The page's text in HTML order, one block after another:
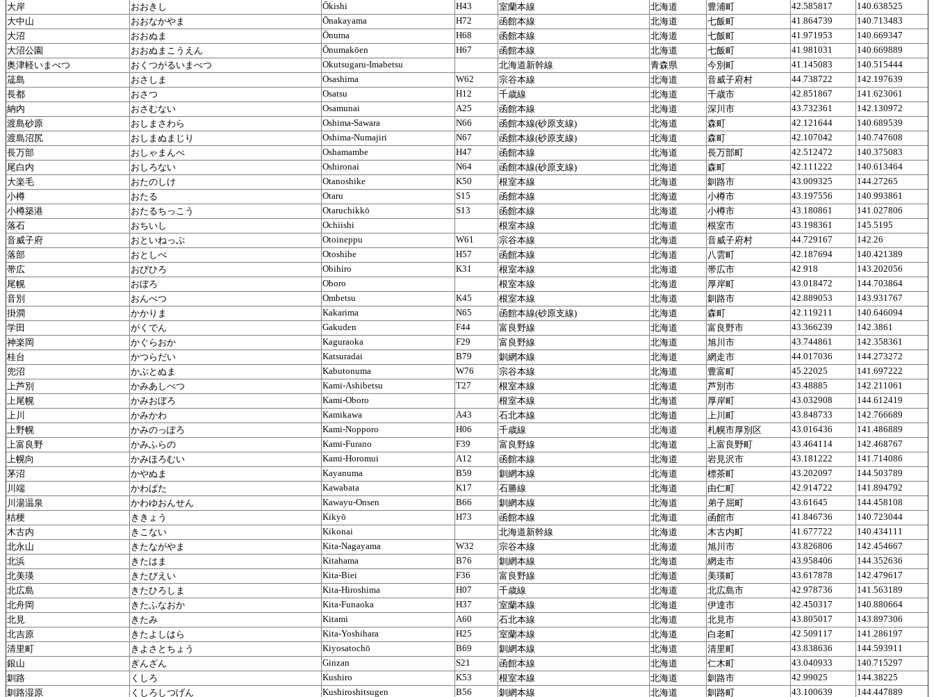
大岸
おおきし Ōkishi H43 室蘭本線 北海道 豊浦町 42.585817
140.638525
大中山
おおなかやま Ōnakayama H72 函館本線 北海道 七飯町 41.864739
140.713483
大沼
おおぬま Ōnuma H68 函館本線 北海道 七飯町 41.971953
140.669347
大沼公園
おおぬまこうえん Ōnumakōen H67 函館本線 北海道 七飯町 41.981031
140.669889
奥津軽いまべつ
おくつがるいまべつ Okutsugaru-Imabetsu 北海道新幹線 青森県 今別町 41.145083
140.515444
筬島
おさしま Osashima W62 宗谷本線 北海道 音威子府村 44.738722
142.197639
長都
おさつ Osatsu H12 千歳線 北海道 千歳市 42.851867
141.623061
納内
おさむない Osamunai A25 函館本線 北海道 深川市 43.732361
142.130972
渡島砂原
おしまさわら Oshima-Sawara N66 函館本線(砂原支線) 北海道 森町 42.121644
140.689539
渡島沼尻
おしまぬまじり Oshima-Numajiri N67 函館本線(砂原支線) 北海道 森町 42.107042
140.747608
長万部
おしゃまんべ Oshamambe H47 函館本線 北海道 長万部町 42.512472
140.375083
尾白内
おしろない Oshironai N64 函館本線(砂原支線) 北海道 森町 42.111222
140.613464
大楽毛
おたのしけ Otanoshike K50 根室本線 北海道 釧路市 43.009325
144.27265
小樽
おたる Otaru S15 函館本線 北海道 小樽市 43.197556
140.993861
小樽築港
おたるちっこう Otaruchikkō S13 函館本線 北海道 小樽市 43.180861
141.027806
落石
おちいし Ochiishi 根室本線 北海道 根室市 43.198361
145.5195
音威子府
おといねっぷ Otoineppu W61 宗谷本線 北海道 音威子府村 44.729167
142.26
落部
おとしべ Otoshibe H57 函館本線 北海道 八雲町 42.187694
140.421389
帯広
おびひろ Obihiro K31 根室本線 北海道 帯広市 42.918
143.202056
尾幌
おぼろ Oboro 根室本線 北海道 厚岸町 43.018472
144.703864
音別
おんべつ Ombetsu K45 根室本線 北海道 釧路市 42.889053
143.931767
掛澗
かかりま Kakarima N65 函館本線(砂原支線) 北海道 森町 42.119211
140.646094
学田
がくでん Gakuden F44 富良野線 北海道 富良野市 43.366239
142.3861
神楽岡
かぐらおか Kaguraoka F29 富良野線 北海道 旭川市 43.744861
142.358361
桂台
かつらだい Katsuradai B79 釧網本線 北海道 網走市 44.017036
144.273272
兜沼
かぶとぬま Kabutonuma W76 宗谷本線 北海道 豊富町 45.22025
141.697222
上芦別
かみあしべつ Kami-Ashibetsu T27 根室本線 北海道 芦別市 43.48885
142.211061
上尾幌
かみおぼろ Kami-Oboro 根室本線 北海道 厚岸町 43.032908
144.612419
上川
かみかわ Kamikawa A43 石北本線 北海道 上川町 43.848733
142.766689
上野幌
かみのっぽろ Kami-Nopporo H06 千歳線 北海道 札幌市厚別区 43.016436
141.486889
上富良野
かみふらの Kami-Furano F39 富良野線 北海道 上富良野町 43.464114
142.468767
上幌向
かみほろむい Kami-Horomui A12 函館本線 北海道 岩見沢市 43.181222
141.714086
茅沼
かやぬま Kayanuma B59 釧網本線 北海道 標茶町 43.202097
144.503789
川端
かわばた Kawabata K17 石勝線 北海道 由仁町 42.914722
141.894792
川湯温泉
かわゆおんせん Kawayu-Onsen B66 釧網本線 北海道 弟子屈町 43.61645
144.458108
桔梗
ききょう Kikyō H73 函館本線 北海道 函館市 41.846736
140.723044
木古内
きこない Kikonai 北海道新幹線 北海道 木古内町 41.677722
140.434111
北永山
きたながやま Kita-Nagayama W32 宗谷本線 北海道 旭川市 43.826806
142.454667
北浜
きたはま Kitahama B76 釧網本線 北海道 網走市 43.958406
144.352636
北美瑛
きたびえい Kita-Biei F36 富良野線 北海道 美瑛町 43.617878
142.479617
北広島
きたひろしま Kita-Hiroshima H07 千歳線 北海道 北広島市 42.978736
141.563189
北舟岡
きたふなおか Kita-Funaoka H37 室蘭本線 北海道 伊達市 42.450317
140.880664
北見
きたみ Kitami A60 石北本線 北海道 北見市 43.805017
143.897306
北吉原
きたよしはら Kita-Yoshihara H25 室蘭本線 北海道 白老町 42.509117
141.286197
清里町
きよさとちょう Kiyosatochō B69 釧網本線 北海道 清里町 43.838636
144.593911
銀山
ぎんざん Ginzan S21 函館本線 北海道 仁木町 43.040933
140.715297
釧路
くしろ Kushiro K53 根室本線 北海道 釧路市 42.99025
144.38225
釧路湿原
くしろしつげん Kushiroshitsugen B56 釧網本線 北海道 釧路町 43.100639
144.447889